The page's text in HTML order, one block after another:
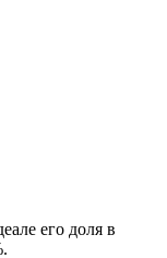
его доля в